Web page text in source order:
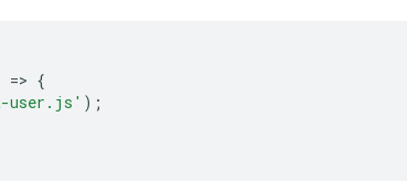
=> {
user.js' );